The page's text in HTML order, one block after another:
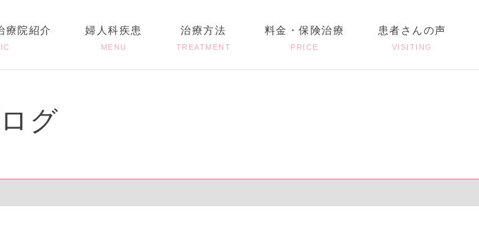
療院紹介 婦人科疾患
MENU
治療方法
TREATMENT
料金・保険治療
PRICE
患者さんの声
VISITING
グ